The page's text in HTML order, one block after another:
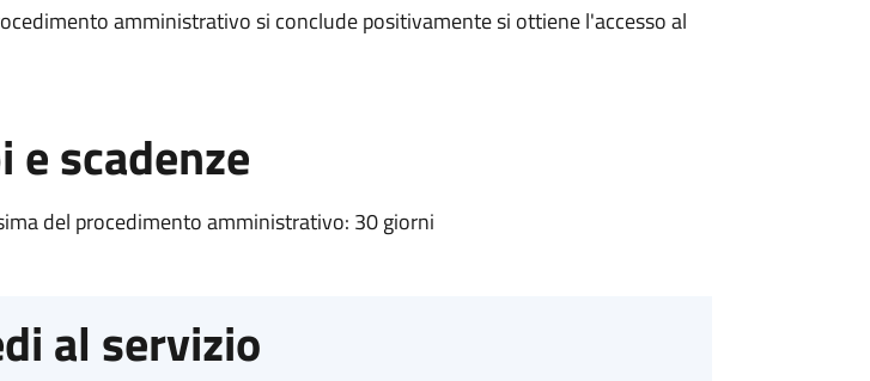
amministrativo si conclude positivamente si ottiene l'accesso al
e scadenze
del procedimento amministrativo: 30 giorni
al servizio